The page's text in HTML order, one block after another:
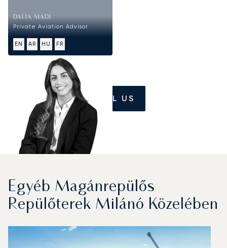
DALIA MADI
Private Aviation Advisor
EN AR HU FR
CALL US
Egyéb Magánrepülős
Repülőterek Milánó Közelében